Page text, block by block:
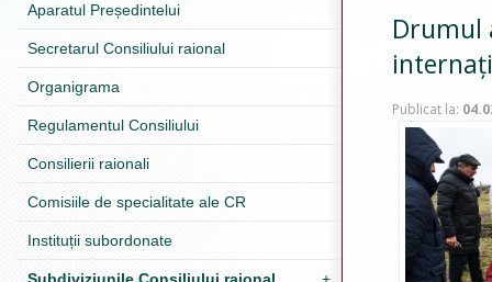
Aparatul Președintelui
Secretarul Consiliului raional
Organigrama
Regulamentul Consiliului
Consilierii raionali
Comisiile de specialitate ale CR
Instituții subordonate
Drumul
Publicat la: